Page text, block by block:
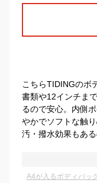
こちらTIDINGのボ
書類や12インチま
るので安心。内側
やかでソフトな触
汚・撥水効果もある
A4が入るボディバッ